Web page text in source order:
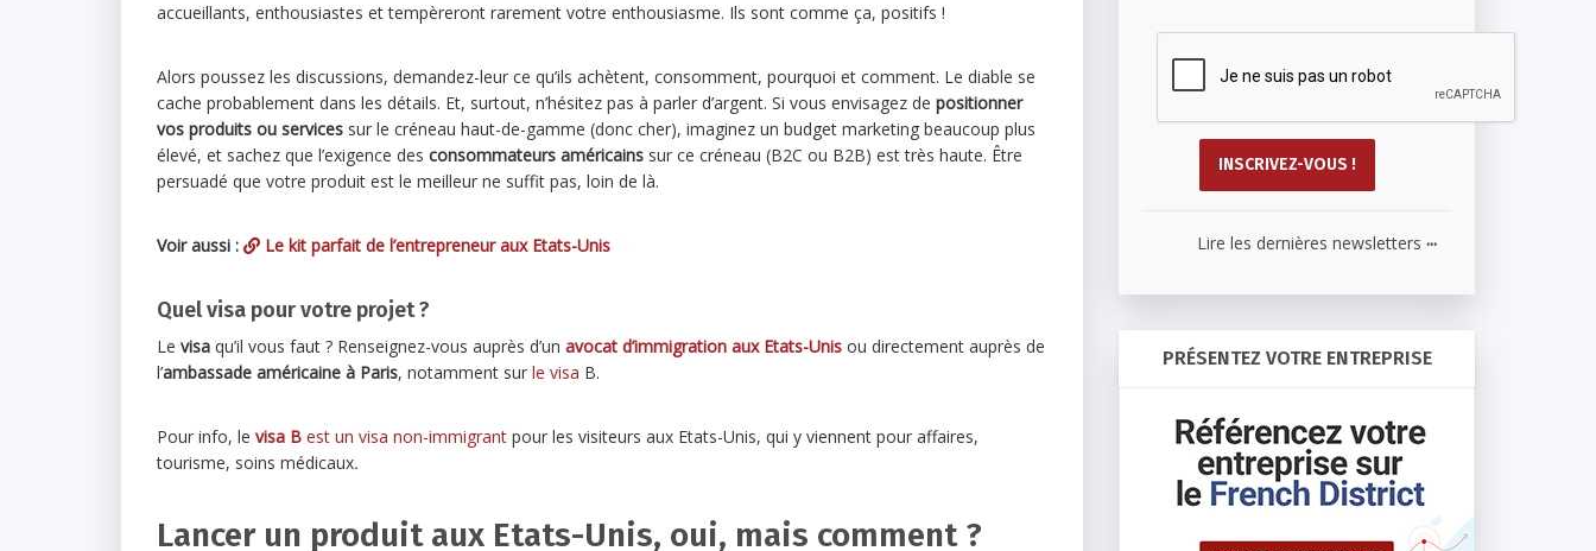
accueillants, enthousiastes et tempèreront rarement votre enthousiasme. Ils sont comme ça, positifs !
Alors poussez les discussions, demandez-leur ce qu’ils achètent, consomment, pourquoi et comment. Le diable se
cache probablement dans les détails. Et, surtout, n’hésitez pas à parler d’argent. Si vous envisagez de positionner
vos produits ou services sur le créneau haut-de-gamme (donc cher), imaginez un budget marketing beaucoup plus
élevé, et sachez que l’exigence des consommateurs américains sur ce créneau (B2C ou B2B) est très haute. Être
persuadé que votre produit est le meilleur ne suffit pas, loin de là.
Voir aussi : Le kit parfait de l’entrepreneur aux Etats-Unis
Quel visa pour votre projet ?
Le visa qu’il vous faut ? Renseignez-vous auprès d’un avocat d’immigration aux Etats-Unis ou directement auprès de
l’ambassade américaine à Paris, notamment sur le visa B.
Pour info, le visa B est un visa non-immigrant pour les visiteurs aux Etats-Unis, qui y viennent pour affaires,
tourisme, soins médicaux.
Lancer un produit aux Etats-Unis, oui, mais comment ?
Lire les dernières newsletters ...
PRÉSENTEZ VOTRE ENTREPRISE